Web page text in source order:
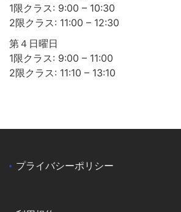
1限クラス: 9:00 – 10:30
2限クラス: 11:00 – 12:30
第４日曜日
1限クラス: 9:00 – 11:00
2限クラス: 11:10 – 13:10
プライバシーポリシー